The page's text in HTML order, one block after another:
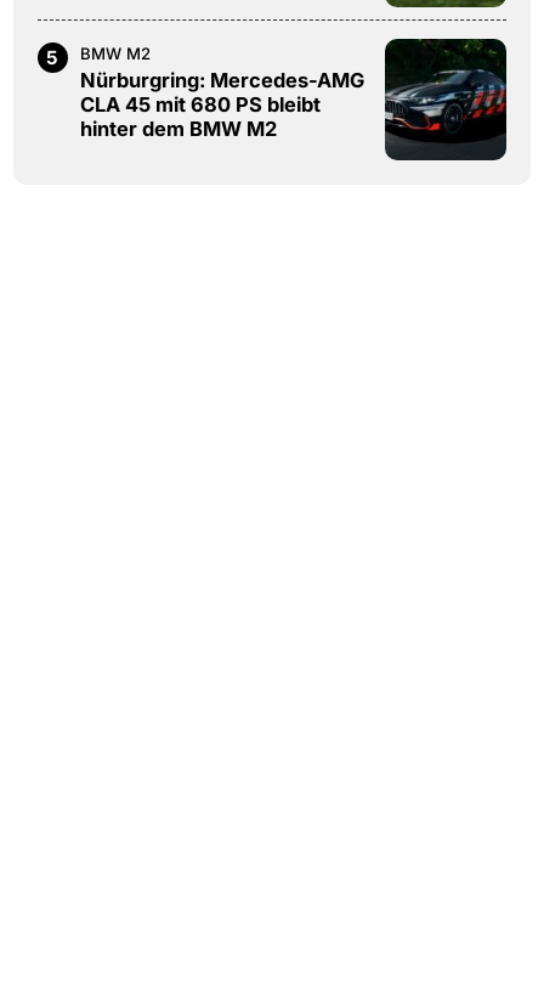
5 BMW M2
Nürburgring: Mercedes-AMG
CLA 45 mit 680 PS bleibt
hinter dem BMW M2